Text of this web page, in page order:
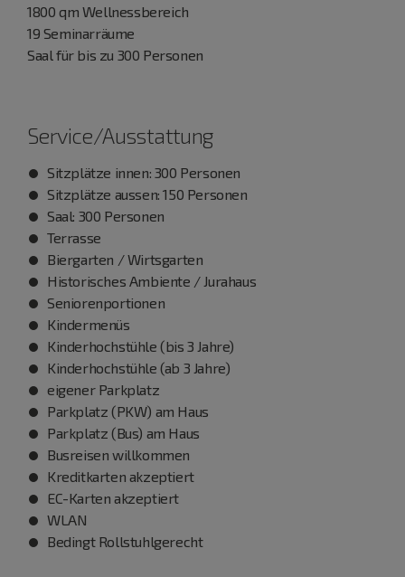
1800 qm Wellnessbereich
19 Seminarräume
Saal für bis zu 300 Personen
Service/Ausstattung
Sitzplätze innen: 300 Personen
Sitzplätze aussen: 150 Personen
Saal: 300 Personen
Terrasse
Biergarten / Wirtsgarten
Historisches Ambiente / Jurahaus
Seniorenportionen
Kindermenüs
Kinderhochstühle (bis 3 Jahre)
Kinderhochstühle (ab 3 Jahre)
eigener Parkplatz
Parkplatz (PKW) am Haus
Parkplatz (Bus) am Haus
Busreisen willkommen
Kreditkarten akzeptiert
EC-Karten akzeptiert
WLAN
Bedingt Rollstuhlgerecht